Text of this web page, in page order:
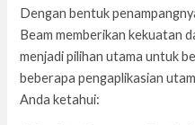
Dengan bentuk
Beam memberikan kekuatan
menjadi pilihan utama untuk
beberapa pengaplikasian
Anda ketahui: